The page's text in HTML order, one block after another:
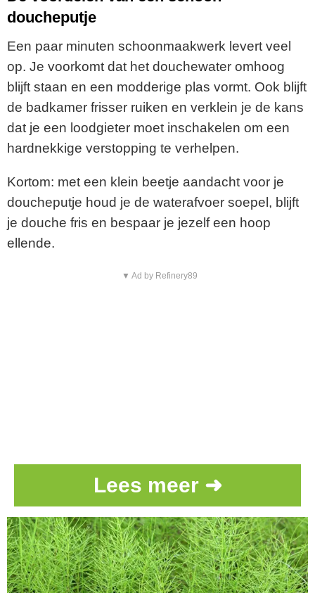
doucheputje
Een paar minuten schoonmaakwerk levert veel
op. Je voorkomt dat het douchewater omhoog
blijft staan en een modderige plas vormt. Ook blijft
de badkamer frisser ruiken en verklein je de kans
dat je een loodgieter moet inschakelen om een
hardnekkige verstopping te verhelpen.
Kortom: met een klein beetje aandacht voor je
doucheputje houd je de waterafvoer soepel, blijft
je douche fris en bespaar je jezelf een hoop
ellende.
▼ Ad by Refinery89
Lees meer ➜